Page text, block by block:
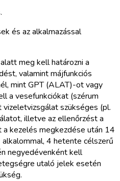
és az alkalmazással
meg kell határozni a
valamint májfunkciós
mint GPT (ALAT)-ot vagy
a vesefunkciókat (szérum
vizeletvizsgálat szükséges (pl.
illetve az ellenőrzést a
kezelés megkezdése után 14
4 hetente célszerű
negyedévenként kell
utaló jelek esetén